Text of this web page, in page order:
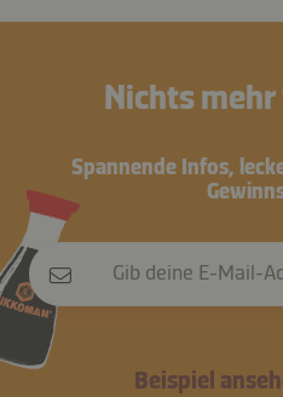
Nichts
Spannende Infos,
Gib deine E-Mail-
Beispiel